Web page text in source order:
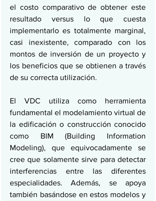
el costo comparativo de obtener este
resultado versus lo que cuesta
implementarlo es totalmente marginal,
casi inexistente, comparado con los
montos de inversión de un proyecto y
los beneficios que se obtienen a través
de su correcta utilización.
El VDC utiliza como herramienta
fundamental el modelamiento virtual de
la edificación o construcción conocido
como BIM (Building Information
Modeling), que equivocadamente se
cree que solamente sirve para detectar
interferencias entre las diferentes
especialidades. Además, se apoya
también basándose en estos modelos y